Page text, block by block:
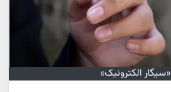
«سیگار الکترونیک»